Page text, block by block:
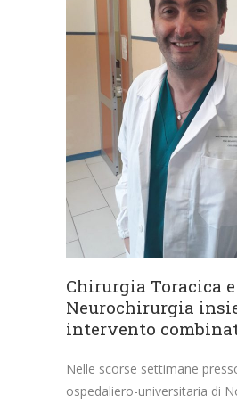
Chirurgia Toracica e
Neurochirurgia
intervento
Nelle scorse settimane
ospedaliero-universitaria di